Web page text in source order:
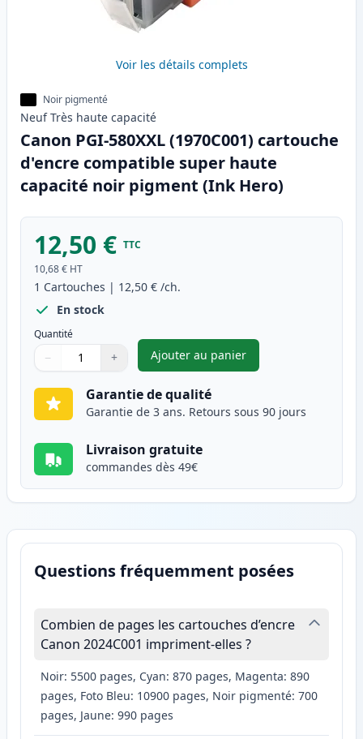
Voir les détails complets
Noir pigmenté
Neuf Très haute capacité
Canon PGI-580XXL (1970C001) cartouche
d'encre compatible super haute
capacité noir pigment (Ink Hero)
12,50 € TTC
10,68 € HT
1 Cartouches | 12,50 € /ch.
En stock
Quantité
Quantité
Utilisez les boutons pour ajuster
− +
Quantité
Ajouter au panier
,Canon PGI-580XXL
Garantie de qualité
Garantie de 3 ans. Retours sous 90 jours
Livraison gratuite
commandes dès 49€
Questions fréquemment posées
Combien de pages les cartouches d’encre
Canon 2024C001 impriment-elles ?
Noir: 5500 pages, Cyan: 870 pages, Magenta: 890
pages, Foto Bleu: 10900 pages, Noir pigmenté: 700
pages, Jaune: 990 pages